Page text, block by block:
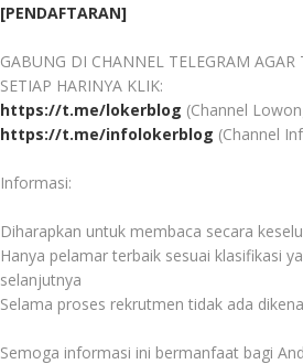
[PENDAFTARAN]
GABUNG DI CHANNEL TELEGRAM
SETIAP HARINYA KLIK:
https://t.me/lokerblog (Channel
https://t.me/infolokerblog (Channel
Informasi:
Diharapkan untuk membaca secara
Hanya pelamar terbaik sesuai klasifikasi
selanjutnya
Selama proses rekrutmen tidak ada
Semoga informasi ini bermanfaat bagi